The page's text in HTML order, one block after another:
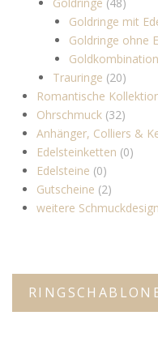
Goldringe (48)
Goldringe mit
Goldringe ohne
Trauringe (20)
Romantische
Ohrschmuck (32)
Anhänger, Colliers &
Edelsteinketten (0)
Edelsteine (0)
Gutscheine (2)
weitere